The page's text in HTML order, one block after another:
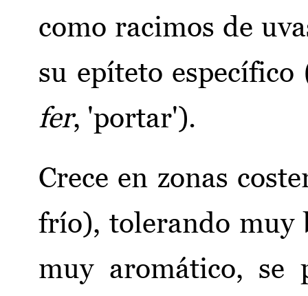
como racimos de
su epíteto
fer, 'portar').
Crece en zonas
frío), tolerando muy
muy aromático, se